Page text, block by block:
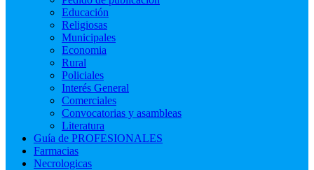
Educación
Religiosas
Municipales
Economia
Rural
Policiales
Interés General
Comerciales
Convocatorias y asambleas
Literatura
Guía de PROFESIONALES
Farmacias
Necrologicas